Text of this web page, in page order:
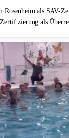
als SAV-
als